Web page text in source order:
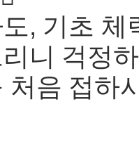
, 기초
니 걱정
처음 접하